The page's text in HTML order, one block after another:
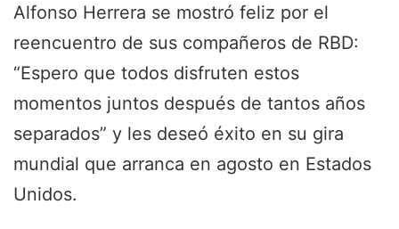
Alfonso Herrera se mostró feliz por el
reencuentro de sus compañeros de RBD:
“Espero que todos disfruten estos
momentos juntos después de tantos años
separados” y les deseó éxito en su gira
mundial que arranca en agosto en Estados
Unidos.